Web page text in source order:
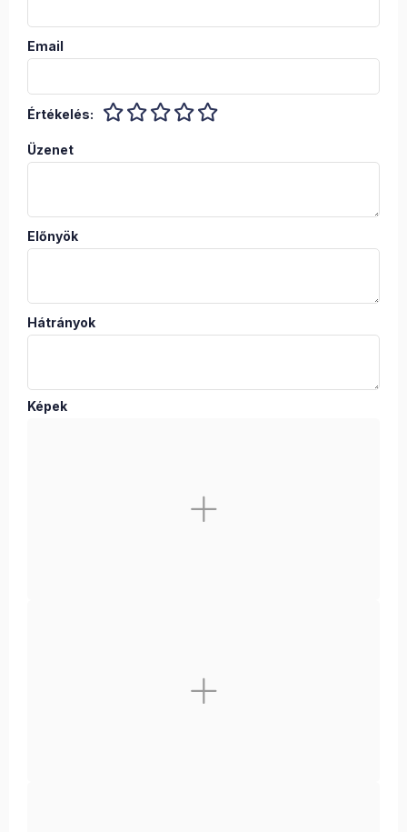
Email
Értékelés:
Üzenet
Előnyök
Hátrányok
Képek